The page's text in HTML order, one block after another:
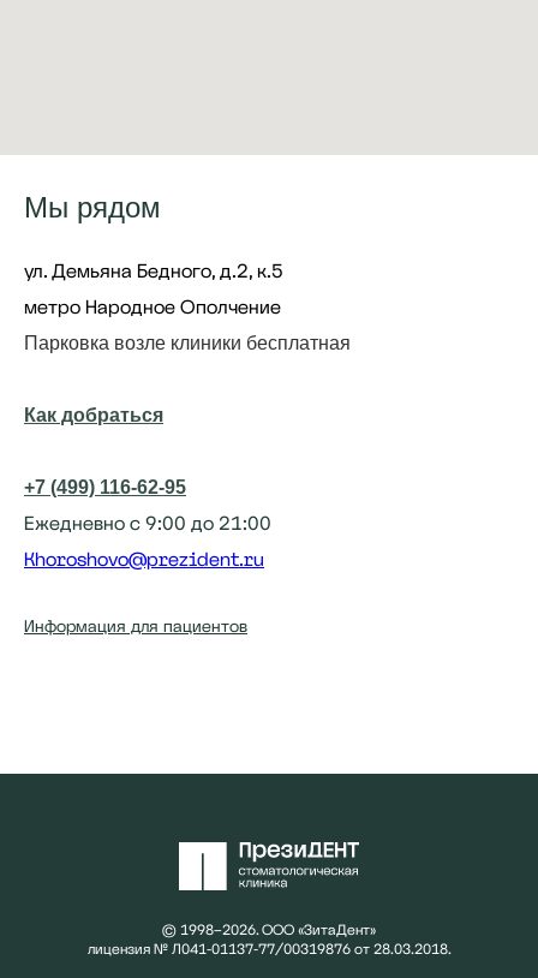
Мы рядом
ул. Демьяна Бедного, д.2, к.5
метро Народное Ополчение
Парковка возле клиники бесплатная
Как добраться
+7 (499) 116-62-95
Ежедневно с 9:00 до 21:00
Khoroshovo@prezident.ru
Информация для пациентов
© 1998–2026. ООО «ЗитаДент»
лицензия № Л041-01137-77/00319876 от 28.03.2018.